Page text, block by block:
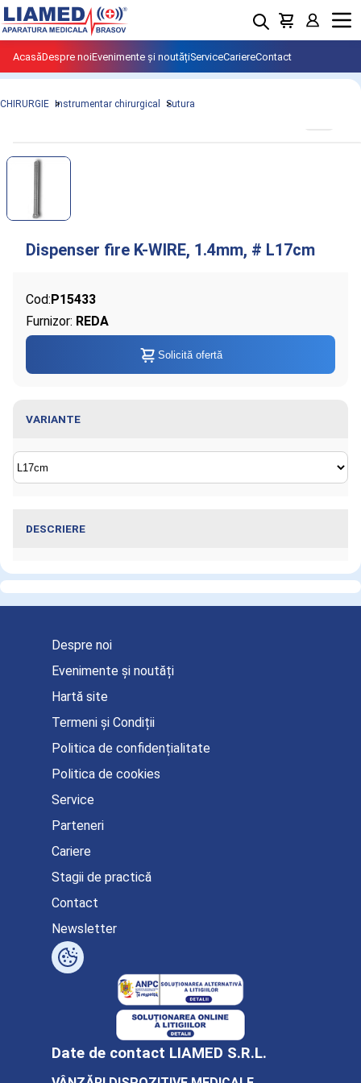
AcasăDespre noiEvenimente și noutățiServiceCariereContact
Menu
CHIRURGIE Instrumentar chirurgical Sutura
VARIANTE
DESCRIERE
Cod:P15433
Furnizor: REDA
Solicită ofertă
Informaţii despre Dispenser fire K-WIRE,
Date de contact LIAMED S.R.L.
Despre noi
Evenimente și noutăți
Hartă site
Termeni și Condiții
Politica de confidențialitate
Politica de cookies
Service
Parteneri
Cariere
Stagii de practică
Contact
Newsletter